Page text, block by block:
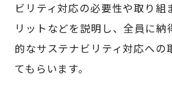
ビリティ対応の必要性や取り組
リットなどを説明し、全員に納
的なサステナビリティ対応への
てもらいます。